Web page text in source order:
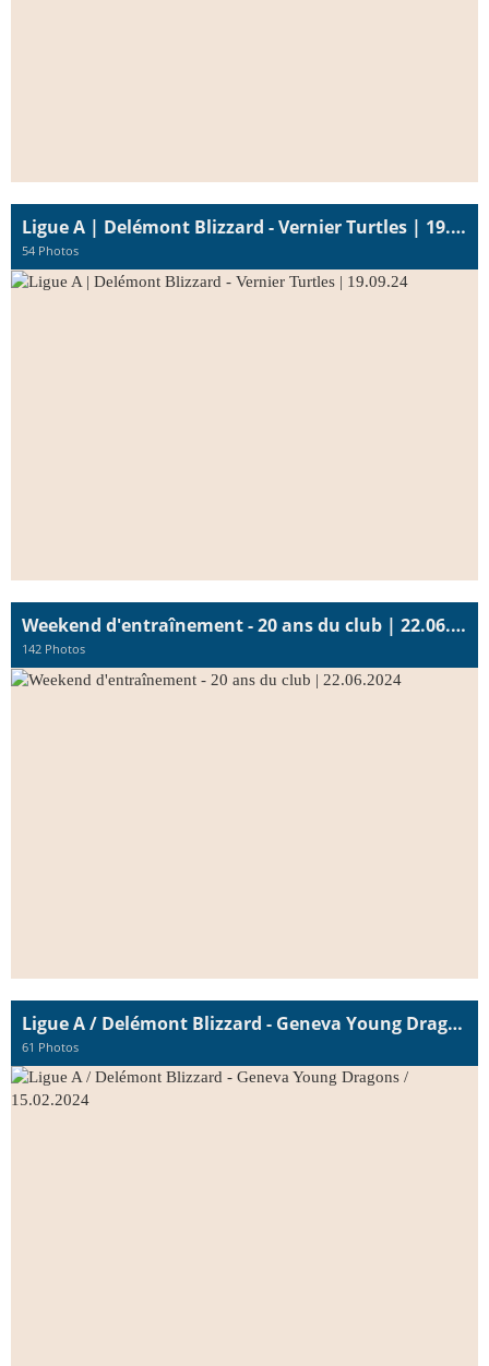
Ligue A | Delémont Blizzard - Vernier Turtles | 19.09.24
54 Photos
Weekend d'entraînement - 20 ans du club | 22.06.2024
142 Photos
Ligue A / Delémont Blizzard - Geneva Young Dragons / 15.02.2024
61 Photos